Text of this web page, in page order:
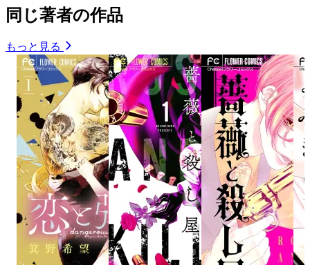
同じ著者の作品
もっと見る